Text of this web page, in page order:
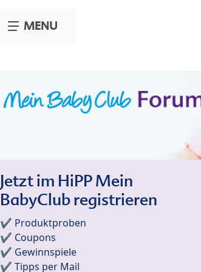
MENU
Jetzt im HiPP Mein
BabyClub registrieren
✔️ Produktproben
✔️ Coupons
✔️ Gewinnspiele
✔️ Tipps per Mail